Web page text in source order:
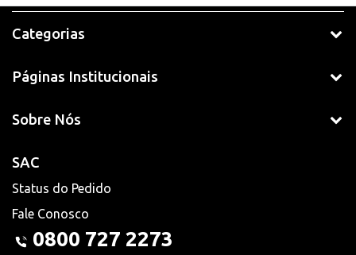
Categorias
Páginas Institucionais
Sobre Nós
SAC
Status do Pedido
Fale Conosco
0800 727 2273